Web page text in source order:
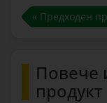
« Предходен
Повече
продукт